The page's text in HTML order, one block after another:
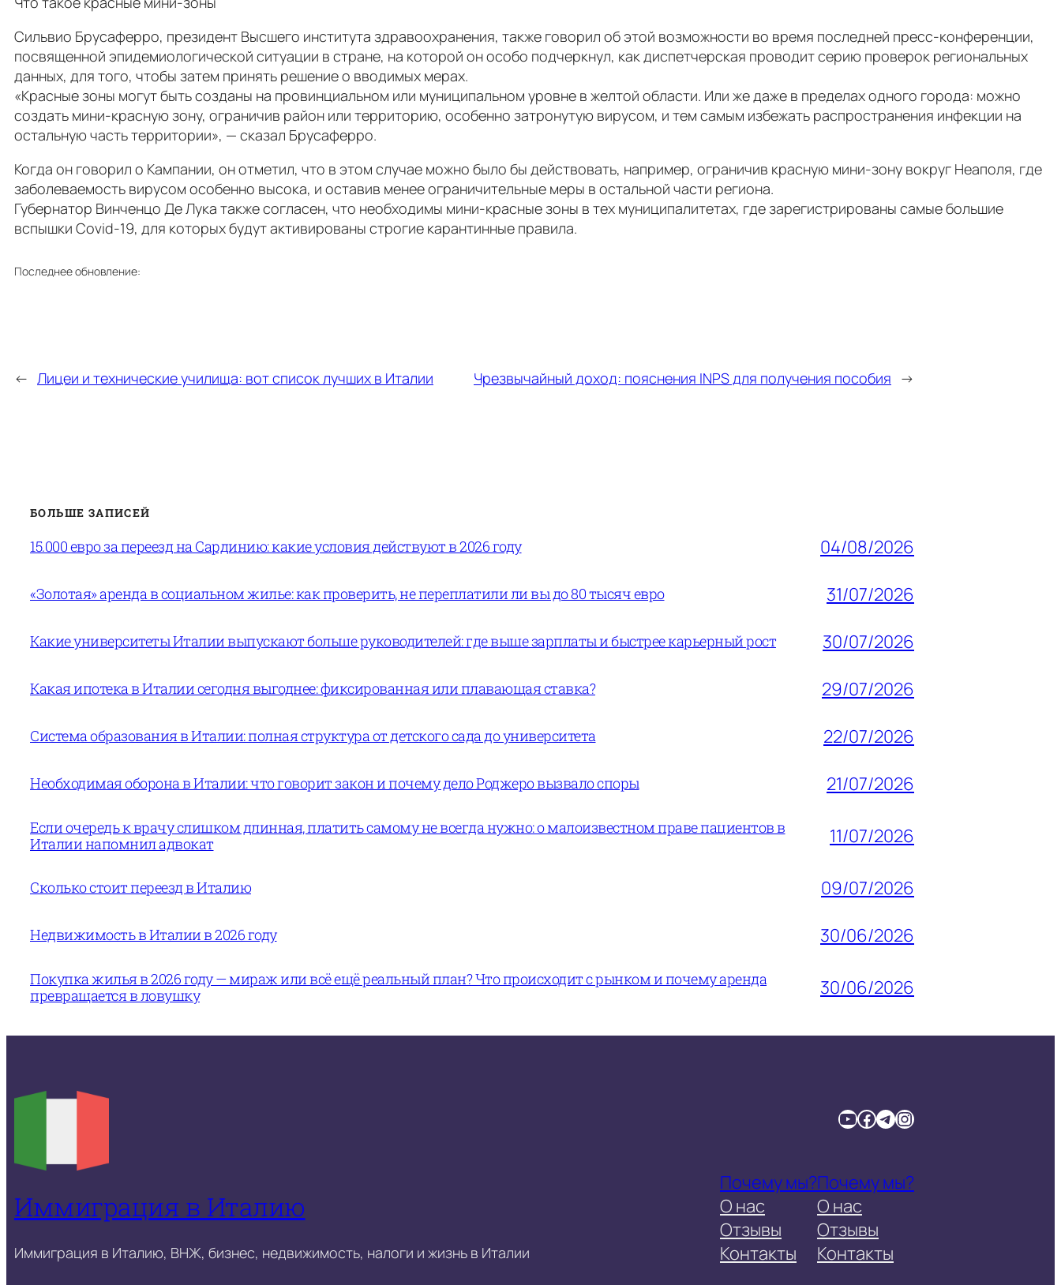
Сильвио Брусаферро, президент Высшего института здравоохранения, также говорил об этой возможности во время последней пресс-конференции,
посвященной эпидемиологической ситуации в стране, на которой он особо подчеркнул, как диспетчерская проводит серию проверок региональных
данных, для того, чтобы затем принять решение о вводимых мерах.
«Красные зоны могут быть созданы на провинциальном или муниципальном уровне в желтой области. Или же даже в пределах одного города: можно
создать мини-красную зону, ограничив район или территорию, особенно затронутую вирусом, и тем самым избежать распространения инфекции на
остальную часть территории», — сказал Брусаферро.
Когда он говорил о Кампании, он отметил, что в этом случае можно было бы действовать, например, ограничив красную мини-зону вокруг Неаполя, где
заболеваемость вирусом особенно высока, и оставив менее ограничительные меры в остальной части региона.
Губернатор Винченцо Де Лука также согласен, что необходимы мини-красные зоны в тех муниципалитетах, где зарегистрированы самые большие
вспышки Covid-19, для которых будут активированы строгие карантинные правила.
Последнее обновление:
← Лицеи и технические училища: вот список лучших в Италии Чрезвычайный доход: пояснения INPS для получения пособия →
БОЛЬШЕ ЗАПИСЕЙ
15.000 евро за переезд на Сардинию: какие условия действуют в 2026 году 04/08/2026
«Золотая» аренда в социальном жилье: как проверить, не переплатили ли вы до 80 тысяч евро 31/07/2026
Какие университеты Италии выпускают больше руководителей: где выше зарплаты и быстрее карьерный рост 30/07/2026
Какая ипотека в Италии сегодня выгоднее: фиксированная или плавающая ставка? 29/07/2026
Система образования в Италии: полная структура от детского сада до университета 22/07/2026
Необходимая оборона в Италии: что говорит закон и почему дело Роджеро вызвало споры 21/07/2026
Если очередь к врачу слишком длинная, платить самому не всегда нужно: о малоизвестном праве пациентов в
Италии напомнил адвокат
11/07/2026
Сколько стоит переезд в Италию 09/07/2026
Недвижимость в Италии в 2026 году 30/06/2026
Покупка жилья в 2026 году — мираж или всё ещё реальный план? Что происходит с рынком и почему аренда
превращается в ловушку
30/06/2026
YouTube Facebook TelegramInstagram
Иммиграция в Италию
Иммиграция в Италию, ВНЖ, бизнес, недвижимость, налоги и жизнь в Италии
Почему мы?
О нас
Отзывы
Контакты
Почему мы?
О нас
Отзывы
Контакты